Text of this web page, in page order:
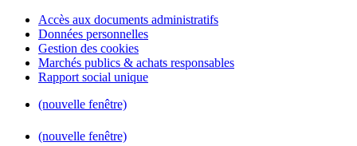
Accès aux documents administratifs
Données personnelles
Gestion des cookies
Marchés publics & achats responsables
Rapport social unique
(nouvelle fenêtre)
(nouvelle fenêtre)